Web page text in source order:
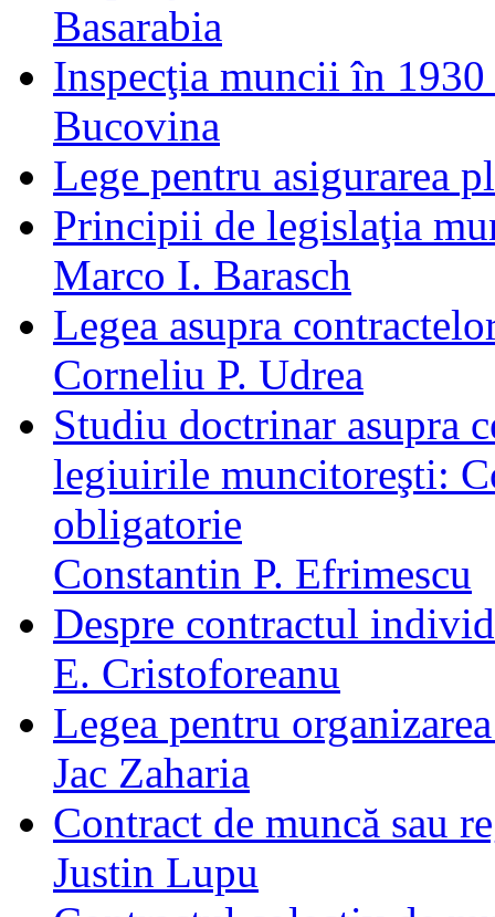
Basarabia
Inspecţia muncii în
Bucovina
Lege pentru asigurarea
Principii de legislaţia
Marco I. Barasch
Legea asupra
Corneliu P. Udrea
Studiu doctrinar asupra
legiuirile muncitoreşti:
obligatorie
Constantin P. Efrimescu
Despre contractul
E. Cristoforeanu
Legea pentru
Jac Zaharia
Contract de muncă sau
Justin Lupu